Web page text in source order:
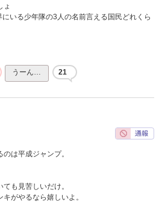
ょ
いる少年隊の3人の名前言える国民どれくら
うーん… 21
は平成ジャンプ。
も見苦しいだけ。
がやるなら嬉しいよ。